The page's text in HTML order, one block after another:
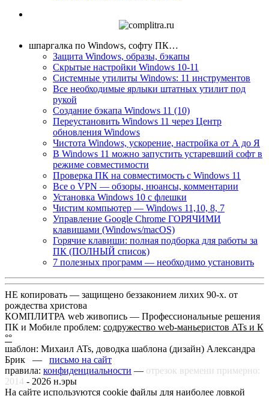
шпаргалка по Windows, софту ПК…
Защита Windows, образы, бэкапы
Скрытые настройки Windows 10-11
Системные утилиты Windows: 11 инструментов
Все необходимые ярлыки штатных утилит под
рукой
Создание бэкапа Windows 11 (10)
Переустановить Windows 11 через Центр
обновления Windows
Чистота Windows, ускорение, настройка от А до Я
В Windows 11 можно запустить устаревший софт в
режиме совместимости
Проверка ПК на совместимость с Windows 11
Все о VPN — обзоры, нюансы, комментарии
Установка Windows 10 с флешки
Чистим компьютер — Windows 11,10, 8, 7
Управление Google Chrome ГОРЯЧИМИ
клавишами (Windows/macOS)
Горячие клавиши: полная подборка для работы за
ПК (ПОЛНЫЙ список)
7 полезных программ — необходимо установить
НЕ копировать — защищено беззаконием лихих 90-х. от
рождества христова
КОМПЛИТРА web живопись — Профессиональные решения
ПК и Мобиле проблем: содружество web-маньеристов ATs и К
°°
шаблон: Михаил ATs, доводка шаблона (дизайн) Александра
Брик — письмо на сайт
правила: конфиденциальности — отрезок времени примерно:
2014 - 2026 н.эры
На сайте используются cookie файлы для наиболее ловкой